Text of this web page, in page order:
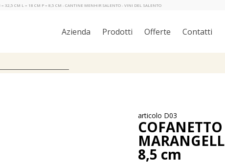
= 32,5 CM L = 18 CM P = 8,5 CM - CANTINE MENHIR SALENTO - VINI DEL SALENTO
Azienda Prodotti Offerte Contatti
articolo D03
8,5 cm